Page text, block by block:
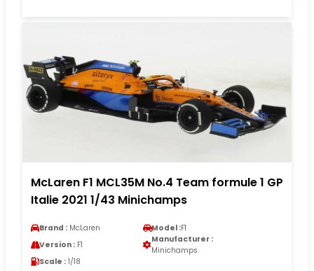
McLaren F1 MCL35M No.4 Team formule 1 GP
Italie 2021 1/43 Minichamps
Brand : McLaren Model :F1
Version : F1
Manufacturer :
Minichamps
Scale : 1/18